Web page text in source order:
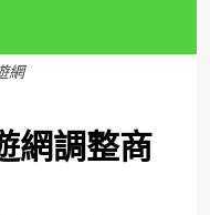
網
網調整商